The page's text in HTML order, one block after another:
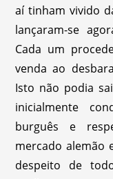
aí tinham vivido
lançaram-se
Cada um
venda ao
Isto não podia
inicialmente
burguês e
mercado alemão
despeito de